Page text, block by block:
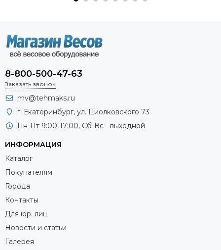
8-800-500-47-63
Заказать звонок
mv@tehmaks.ru
г. Екатеринбург, ул. Циолковского 73
Пн-Пт 9:00-17:00, Сб-Вс - выходной
ИНФОРМАЦИЯ
Каталог
Покупателям
Города
Контакты
Для юр. лиц
Новости и статьи
Галерея